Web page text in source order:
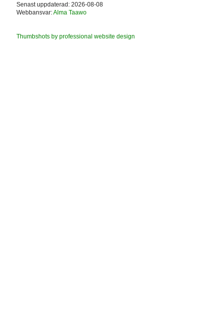
Senast uppdaterad: 2026-08-08
Webbansvar:Alma Taawo
Thumbshots by professional website design